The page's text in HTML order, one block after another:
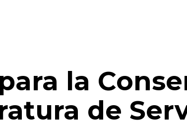
para la
de